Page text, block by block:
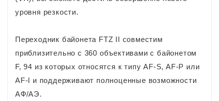
уровня резкости.
Переходник байонета FTZ II совместим
приблизительно с 360 объективами с байонетом
F, 94 из которых относятся к типу AF-S, AF-P или
AF-I и поддерживают полноценные возможности
АФ/АЭ.